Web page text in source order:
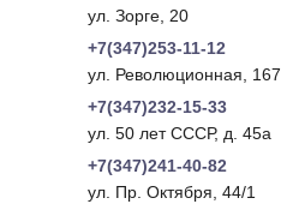
ул. Зорге, 20
+7(347)253-11-12
ул. Революционная, 167
+7(347)232-15-33
ул. 50 лет СССР, д. 45а
+7(347)241-40-82
ул. Пр. Октября, 44/1